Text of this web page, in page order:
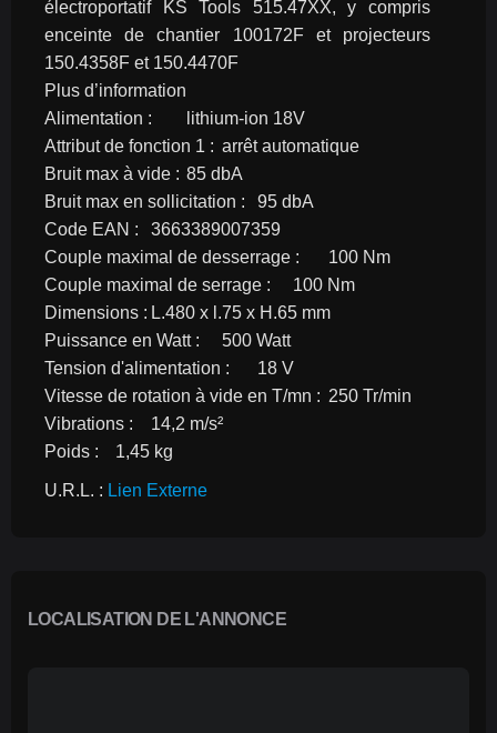
électroportatif KS Tools 515.47XX, y compris
enceinte de chantier 100172F et projecteurs
150.4358F et 150.4470F
Plus d’information
Alimentation :	lithium-ion 18V
Attribut de fonction 1 :	arrêt automatique
Bruit max à vide :	85 dbA
Bruit max en sollicitation :	95 dbA
Code EAN :	3663389007359
Couple maximal de desserrage :	100 Nm
Couple maximal de serrage :	100 Nm
Dimensions :	L.480 x l.75 x H.65 mm
Puissance en Watt :	500 Watt
Tension d'alimentation :	18 V
Vitesse de rotation à vide en T/mn :	250 Tr/min
Vibrations :	14,2 m/s²
Poids :	1,45 kg
U.R.L. : Lien Externe
LOCALISATION DE L'ANNONCE